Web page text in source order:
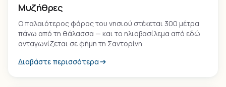
Μυζήθρες
Ο παλαιότερος φάρος του νησιού στέκεται 300 μέτρα
πάνω από τη θάλασσα — και το ηλιοβασίλεμα από εδώ
ανταγωνίζεται σε φήμη τη Σαντορίνη.
Διαβάστε περισσότερα